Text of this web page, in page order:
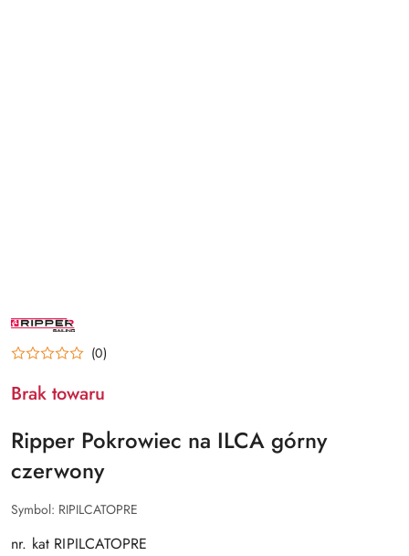
NAZWA
PRODUCENTA:
RIPPER (0)
Brak towaru
Ripper Pokrowiec na ILCA górny
czerwony
Symbol: RIPILCATOPRE
nr. kat RIPILCATOPRE